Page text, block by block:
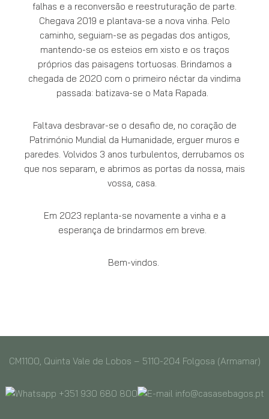
falhas e a reconversão e reestruturação de parte.
Chegava 2019 e plantava-se a nova vinha. Pelo
caminho, seguiam-se as pegadas dos antigos,
mantendo-se os esteios em xisto e os traços
próprios das paisagens tortuosas. Brindamos a
chegada de 2020 com o primeiro néctar da vindima
passada: batizava-se o Mata Rapada.
Faltava desbravar-se o desafio de, no coração de
Património Mundial da Humanidade, erguer muros e
paredes. Volvidos 3 anos turbulentos, derrubamos os
que nos separam, e abrimos as portas da nossa, mais
vossa, casa.
Em 2023 replanta-se novamente a vinha e a
esperança de brindarmos em breve.
Bem-vindos.
CM1100, Quinta Vale de Lobos – 5110-204 Folgosa (Armamar)
+351 930 680 800 info@casasebagos.pt